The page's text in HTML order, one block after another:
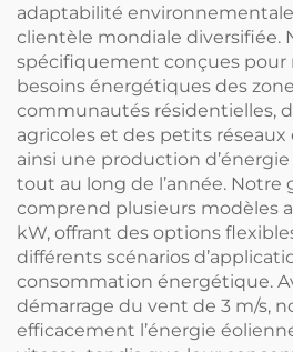
adaptabilité
clientèle mondiale diversifiée.
spécifiquement conçues pour
besoins énergétiques des
communautés résidentielles,
agricoles et des petits réseaux
ainsi une production
tout au long de l’année.
comprend plusieurs modèles
kW, offrant des options
différents scénarios
consommation énergétique.
démarrage du vent de 3 m/s,
efficacement l’énergie